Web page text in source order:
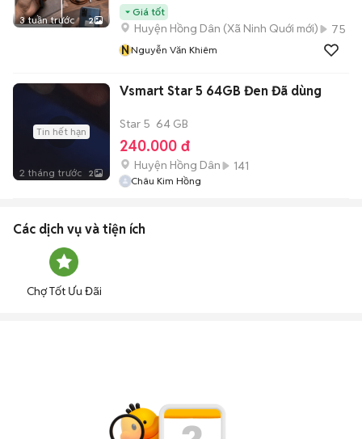
3 tuần trước 2
Giá tốt
Huyện Hồng Dân (Xã Ninh Quới mới)
75
NNguyễn Văn Khiêm
Tin hết hạn
2 tháng trước 2
Vsmart Star 5 64GB Đen Đã dùng
Star 5 64 GB
240.000 đ
Huyện Hồng Dân 141
Châu Kim Hồng
Các dịch vụ và tiện ích
Chợ Tốt Ưu Đãi